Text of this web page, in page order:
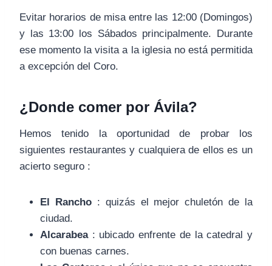
Evitar horarios de misa entre las 12:00 (Domingos)
y las 13:00 los Sábados principalmente. Durante
ese momento la visita a la iglesia no está permitida
a excepción del Coro.
¿Donde comer por Ávila?
Hemos tenido la oportunidad de probar los
siguientes restaurantes y cualquiera de ellos es un
acierto seguro :
El Rancho: quizás el mejor chuletón de la
ciudad.
Alcarabea: ubicado enfrente de la catedral y
con buenas carnes.